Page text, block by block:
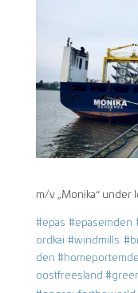
m/v „Monika“ under
#epas #epasemden
ordkai #windmills
den
oostfreesland